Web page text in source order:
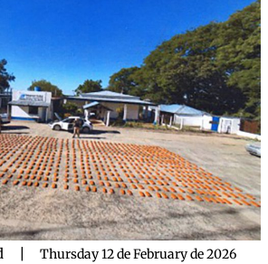
Thursday 12 de February de 2026